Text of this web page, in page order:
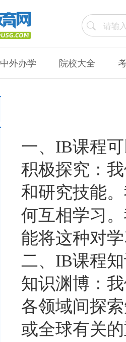
中外办学 院校大全
一、IB课程
积极探究：
和研究技能
何互相学习
能将这种对
二、IB课程
知识渊博：
各领域间探
或全球有关